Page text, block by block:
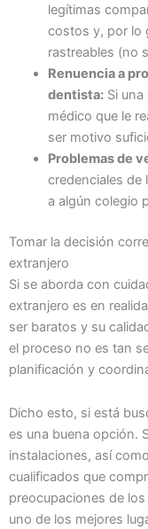
legítimas
costos y, por lo
rastreables (no
Renuencia a
dentista:Si una
médico que le
ser motivo
Problemas de
credenciales de
a algún colegio
Tomar la decisión
extranjero
Si se aborda con
extranjero es en
ser baratos y su
el proceso no es tan
planificación y
Dicho esto, si está
es una buena opción.
instalaciones, así
cualificados que
preocupaciones de
uno de los mejores